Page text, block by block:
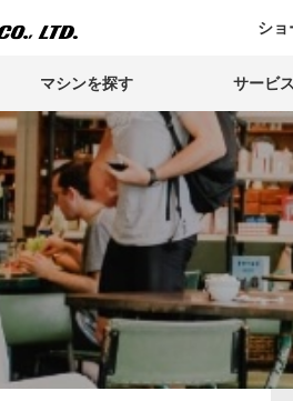
ショ
Bunn
マシンを探す サービ
コーヒーマシン
安心のサポート
カフェ開業サポ
リフレッシュマ
サポート終了の